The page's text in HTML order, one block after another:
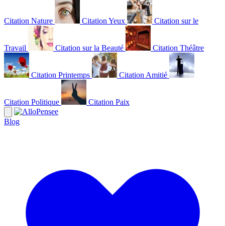
Citation Nature Citation Yeux Citation sur le
Travail Citation sur la Beauté Citation Théâtre
Citation Printemps Citation Amitié
Citation Politique Citation Paix
Blog